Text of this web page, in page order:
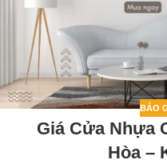
BÁO
Giá Cửa Nhựa
Hòa –